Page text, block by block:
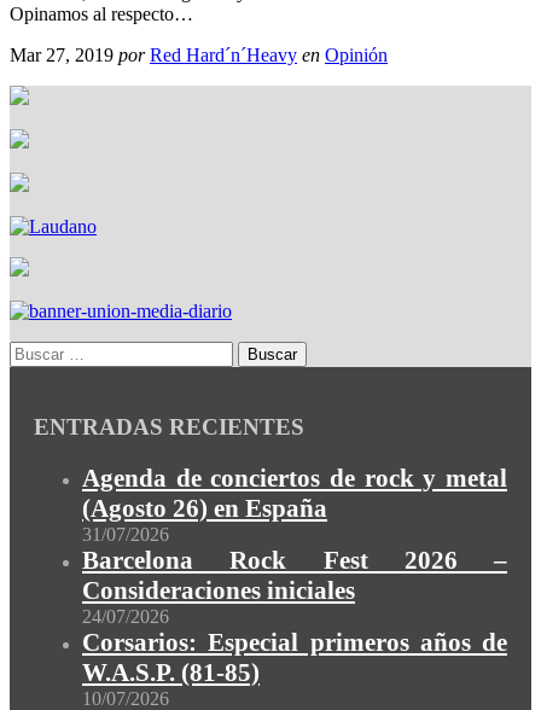
Opinamos al respecto…
Mar 27, 2019 por Red Hard´n´Heavy en Opinión
ENTRADAS RECIENTES
Agenda de conciertos de rock y metal
(Agosto 26) en España
31/07/2026
Barcelona Rock Fest 2026 –
Consideraciones iniciales
24/07/2026
Corsarios: Especial primeros años de
W.A.S.P. (81-85)
10/07/2026